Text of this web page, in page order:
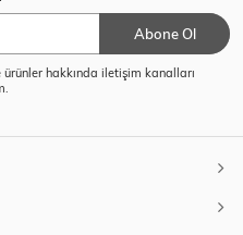
Abone Ol
hakkında iletişim kanalları